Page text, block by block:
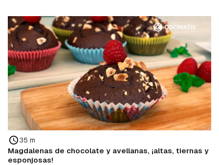
35 m
Magdalenas de chocolate y avellanas, ¡altas, tiernas y
esponjosas!